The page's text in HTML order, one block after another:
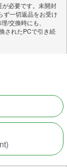
必要です。未開封
ず一切返品をお受け
/交換時にも、
されたPCで引き続